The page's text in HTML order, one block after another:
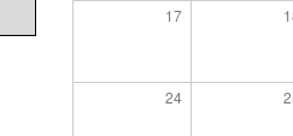
17
24